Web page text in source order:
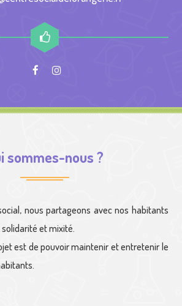
sommes-nous ?
nous partageons avec nos habitants
solidarité et mixité.
est de pouvoir maintenir et entretenir le